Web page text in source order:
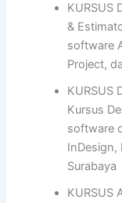
KURSUS
&
software
Project,
KURSUS
Kursus
software
InDesign,
Surabaya
KURSUS